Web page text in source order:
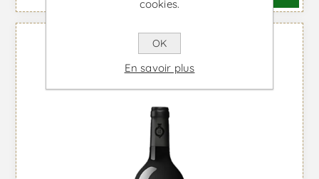
cookies.
OK
En savoir plus